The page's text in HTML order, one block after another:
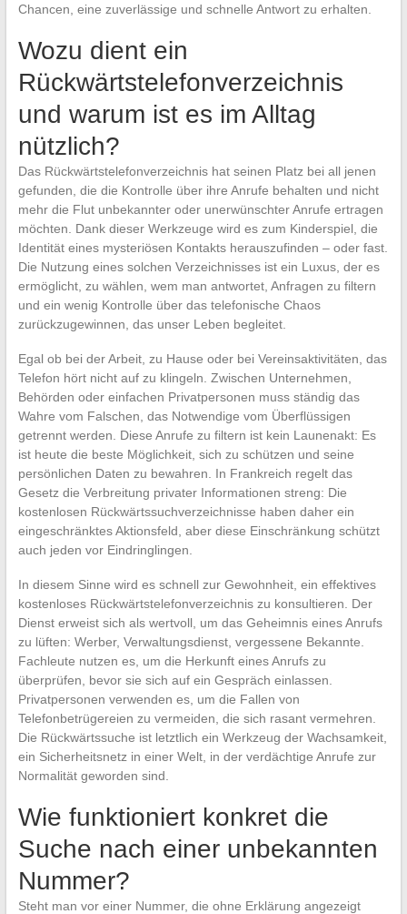
Chancen, eine zuverlässige und schnelle Antwort zu erhalten.
Wozu dient ein
Rückwärtstelefonverzeichnis
und warum ist es im Alltag
nützlich?
Das Rückwärtstelefonverzeichnis hat seinen Platz bei all jenen
gefunden, die die Kontrolle über ihre Anrufe behalten und nicht
mehr die Flut unbekannter oder unerwünschter Anrufe ertragen
möchten. Dank dieser Werkzeuge wird es zum Kinderspiel, die
Identität eines mysteriösen Kontakts herauszufinden – oder fast.
Die Nutzung eines solchen Verzeichnisses ist ein Luxus, der es
ermöglicht, zu wählen, wem man antwortet, Anfragen zu filtern
und ein wenig Kontrolle über das telefonische Chaos
zurückzugewinnen, das unser Leben begleitet.
Egal ob bei der Arbeit, zu Hause oder bei Vereinsaktivitäten, das
Telefon hört nicht auf zu klingeln. Zwischen Unternehmen,
Behörden oder einfachen Privatpersonen muss ständig das
Wahre vom Falschen, das Notwendige vom Überflüssigen
getrennt werden. Diese Anrufe zu filtern ist kein Launenakt: Es
ist heute die beste Möglichkeit, sich zu schützen und seine
persönlichen Daten zu bewahren. In Frankreich regelt das
Gesetz die Verbreitung privater Informationen streng: Die
kostenlosen Rückwärtssuchverzeichnisse haben daher ein
eingeschränktes Aktionsfeld, aber diese Einschränkung schützt
auch jeden vor Eindringlingen.
In diesem Sinne wird es schnell zur Gewohnheit, ein effektives
kostenloses Rückwärtstelefonverzeichnis zu konsultieren. Der
Dienst erweist sich als wertvoll, um das Geheimnis eines Anrufs
zu lüften: Werber, Verwaltungsdienst, vergessene Bekannte.
Fachleute nutzen es, um die Herkunft eines Anrufs zu
überprüfen, bevor sie sich auf ein Gespräch einlassen.
Privatpersonen verwenden es, um die Fallen von
Telefonbetrügereien zu vermeiden, die sich rasant vermehren.
Die Rückwärtssuche ist letztlich ein Werkzeug der Wachsamkeit,
ein Sicherheitsnetz in einer Welt, in der verdächtige Anrufe zur
Normalität geworden sind.
Wie funktioniert konkret die
Suche nach einer unbekannten
Nummer?
Steht man vor einer Nummer, die ohne Erklärung angezeigt